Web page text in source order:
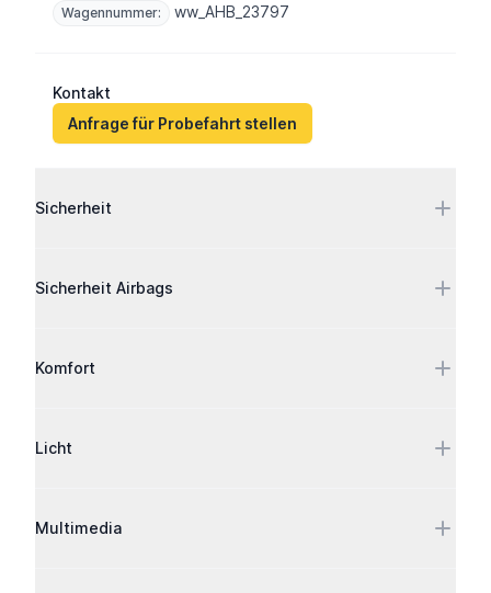
Wagennummer: ww_AHB_23797
Kontakt
Anfrage für Probefahrt stellen
Sicherheit
Sicherheit Airbags
Komfort
Licht
Multimedia